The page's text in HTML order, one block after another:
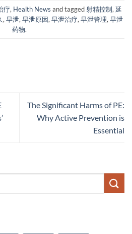
疗, Health News and tagged射精控制, 延
, 早泄, 早泄原因, 早泄治疗, 早泄管理, 早泄
药物.
The Significant Harms of PE:
Why Active Prevention is
Essential